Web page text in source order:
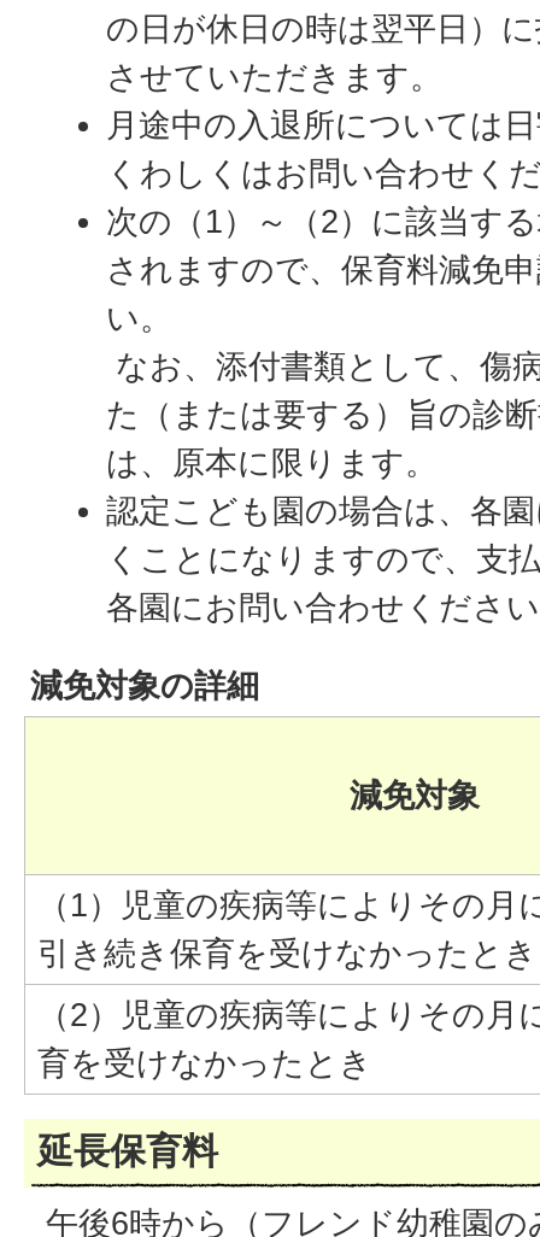
の日が休日の時は翌平日）
させていただきます。
月途中の入退所については
くわしくはお問い合わせく
次の（1）～（2）に該当す
されますので、保育料減免
い。
なお、添付書類として、傷
た（または要する）旨の診
は、原本に限ります。
認定こども園の場合は、各
くことになりますので、支
各園にお問い合わせくださ
減免対象の詳細
減免対象
（1）児童の疾病等によりその月
引き続き保育を受けなかったとき
（2）児童の疾病等によりその月
育を受けなかったとき
延長保育料
午後6時から（フレンド幼稚園